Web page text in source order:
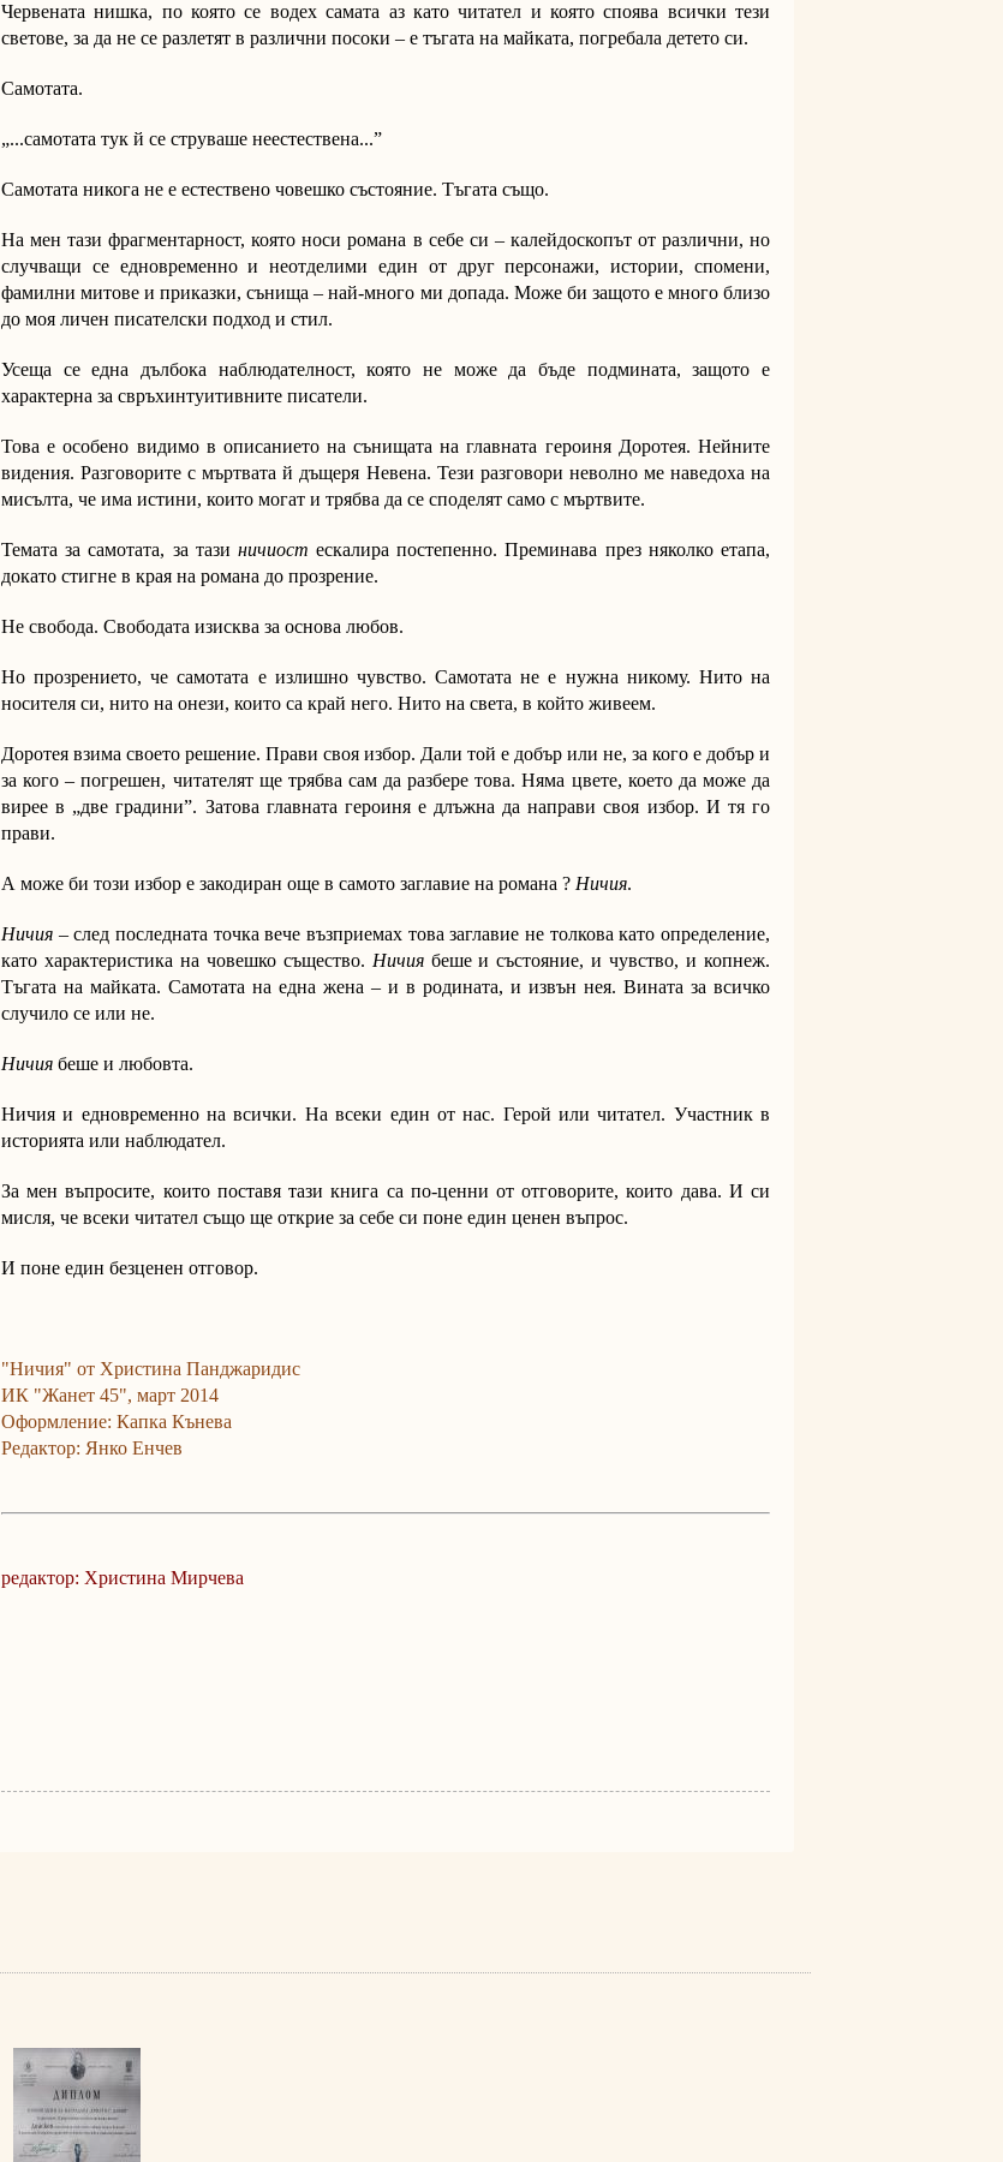
Червената нишка, по която се водех самата аз като читател и която споява всички тези
светове, за да не се разлетят в различни посоки – е тъгата на майката, погребала детето си.
Самотата.
„...самотата тук й се струваше неестествена...”
Самотата никога не е естествено човешко състояние. Тъгата също.
На мен тази фрагментарност, която носи романа в себе си – калейдоскопът от различни, но
случващи се едновременно и неотделими един от друг персонажи, истории, спомени,
фамилни митове и приказки, сънища – най-много ми допада. Може би защото е много близо
до моя личен писателски подход и стил.
Усеща се една дълбока наблюдателност, която не може да бъде подмината, защото е
характерна за свръхинтуитивните писатели.
Това е особено видимо в описанието на сънищата на главната героиня Доротея. Нейните
видения. Разговорите с мъртвата й дъщеря Невена. Тези разговори неволно ме наведоха на
мисълта, че има истини, които могат и трябва да се споделят само с мъртвите.
Темата за самотата, за тази ничиост ескалира постепенно. Преминава през няколко етапа,
докато стигне в края на романа до прозрение.
Не свобода. Свободата изисква за основа любов.
Но прозрението, че самотата е излишно чувство. Самотата не е нужна никому. Нито на
носителя си, нито на онези, които са край него. Нито на света, в който живеем.
Доротея взима своето решение. Прави своя избор. Дали той е добър или не, за кого е добър и
за кого – погрешен, читателят ще трябва сам да разбере това. Няма цвете, което да може да
вирее в „две градини”. Затова главната героиня е длъжна да направи своя избор. И тя го
прави.
А може би този избор е закодиран още в самото заглавие на романа ? Ничия.
Ничия – след последната точка вече възприемах това заглавие не толкова като определение,
като характеристика на човешко същество. Ничиябеше и състояние, и чувство, и копнеж.
Тъгата на майката. Самотата на една жена – и в родината, и извън нея. Вината за всичко
случило се или не.
Ничия беше и любовта.
Ничия и едновременно на всички. На всеки един от нас. Герой или читател. Участник в
историята или наблюдател.
За мен въпросите, които поставя тази книга са по-ценни от отговорите, които дава. И си
мисля, че всеки читател също ще открие за себе си поне един ценен въпрос.
И поне един безценен отговор.
"Ничия" от Христина Панджаридис
ИК "Жанет 45", март 2014
Оформление: Капка Кънева
Редактор: Янко Енчев
редактор: Христина Мирчева